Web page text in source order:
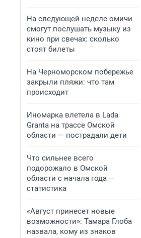
На следующей неделе омичи
смогут послушать музыку из
кино при свечах: сколько
стоят билеты
На Черноморском побережье
закрыли пляжи: что там
происходит
Иномарка влетела в Lada
Granta на трассе Омской
области — пострадали дети
Что сильнее всего
подорожало в Омской
области с начала года —
статистика
«Август принесет новые
возможности»: Тамара Глоба
назвала, кому из знаков